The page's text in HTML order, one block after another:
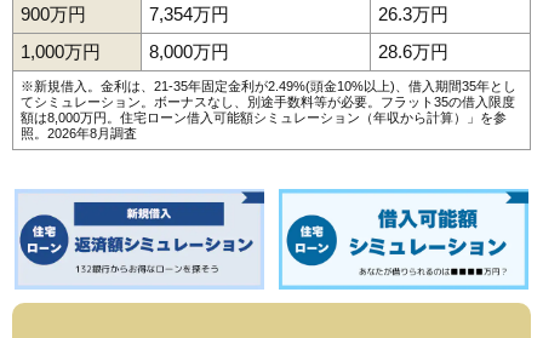
900万円
7,354万円
26.3万円
1,000万円
8,000万円 28.6万円
※新規借入。金利は、21-35年固定金利が2.49%(頭金10%以上)、借入期間35年とし
てシミュレーション。ボーナスなし、別途手数料等が必要。フラット35の借入限度
額は8,000万円。 住宅ローン借入可能額シミュレーション（年収から計算）
」を参
照。2026年8月調査